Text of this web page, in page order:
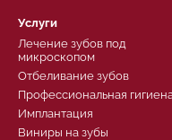
Услуги
Лечение зубов под
микроскопом
Отбеливание зубов
Профессиональная
Имплантация
Виниры на зубы